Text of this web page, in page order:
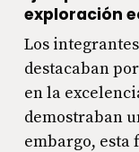
exploración
Los
destacaban
en la
demostraban
embargo, esta